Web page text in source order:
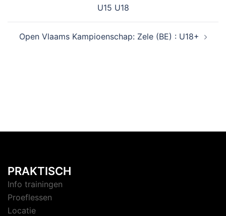
U15 U18
Open Vlaams Kampioenschap: Zele (BE) : U18+
PRAKTISCH
Info trainingen
Proeflessen
Locatie